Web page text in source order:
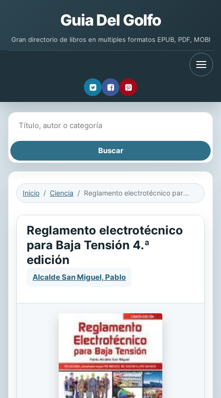
Guia Del Golfo
Gran directorio de libros en multiples formatos EPUB, PDF, MOBI
Inicio Ciencia Reglamento electrotécnico para Baja Tensión 4.ª edición
Reglamento electrotécnico
para Baja Tensión 4.ª
edición
Alcalde San Miguel, Pablo